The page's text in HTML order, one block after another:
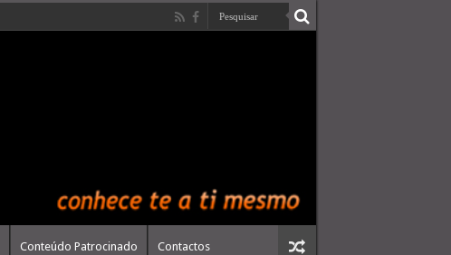
Conteúdo Patrocinado Contactos